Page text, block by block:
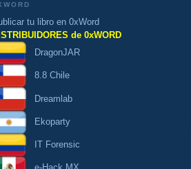
tu libro en 0xWord
de 0xWORD
DragonJAR
8.8 Chile
Dreamlab
Ekoparty
IT Forensic